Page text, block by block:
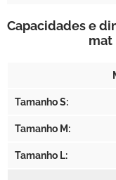
Capacidades e
mat